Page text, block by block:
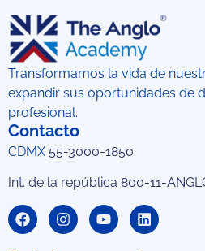
Transformamos la vida de
expandir sus oportunidades de
profesional.
Contacto
CDMX 55-3000-1850
Int. de la república 800-11-